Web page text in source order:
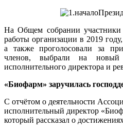
На Общем собрании
работы организации в 2019
а также проголосовали за
членов, выбрали на новый
исполнительного директора и
«Биофарм» заручилась
С отчётом о деятельности
исполнительный директор
который рассказал о